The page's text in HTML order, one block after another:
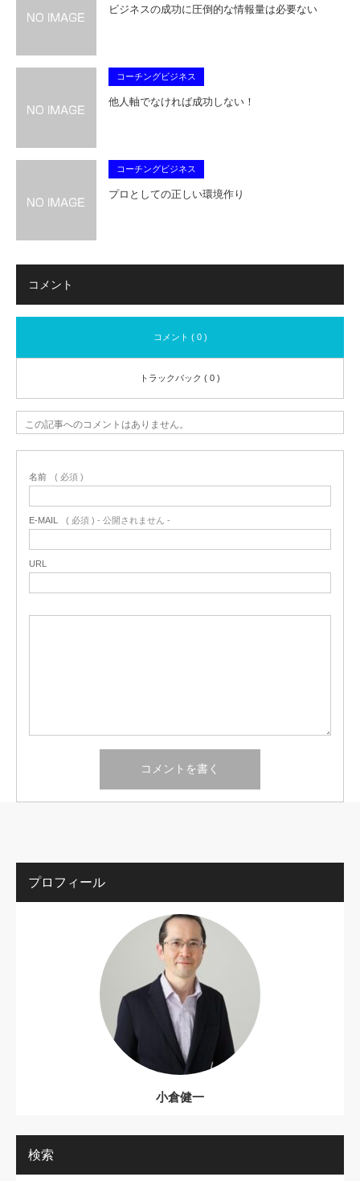
ビジネスの成功に圧倒的な情報量は必要ない
コーチングビジネス
他人軸でなければ成功しない！
コーチングビジネス
プロとしての正しい環境作り
コメント
コメント ( 0 )
トラックバック ( 0 )
この記事へのコメントはありません。
名前 ( 必須 )
E-MAIL ( 必須 ) - 公開されません -
URL
プロフィール
小倉健一
検索